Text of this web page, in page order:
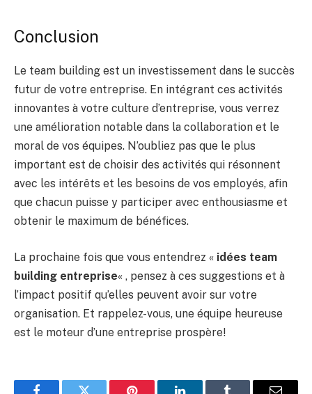
Conclusion
Le team building est un investissement dans le succès
futur de votre entreprise. En intégrant ces activités
innovantes à votre culture d’entreprise, vous verrez
une amélioration notable dans la collaboration et le
moral de vos équipes. N’oubliez pas que le plus
important est de choisir des activités qui résonnent
avec les intérêts et les besoins de vos employés, afin
que chacun puisse y participer avec enthousiasme et
obtenir le maximum de bénéfices.
La prochaine fois que vous entendrez « idées team
building entreprise« , pensez à ces suggestions et à
l’impact positif qu’elles peuvent avoir sur votre
organisation. Et rappelez-vous, une équipe heureuse
est le moteur d’une entreprise prospère!